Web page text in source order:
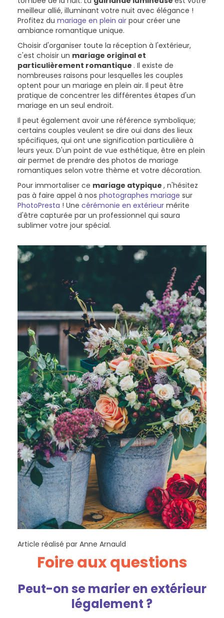
meilleur allié, illuminant votre nuit avec élégance !
Profitez du mariage en plein air pour créer une
ambiance romantique unique.
Choisir d'organiser toute la réception à l'extérieur,
c'est choisir un mariage original et
particulièrement romantique . Il existe de
nombreuses raisons pour lesquelles les couples
optent pour un mariage en plein air. Il peut être
pratique de concentrer les différentes étapes d'un
mariage en un seul endroit.
Il peut également avoir une référence symbolique;
certains couples veulent se dire oui dans des lieux
spécifiques, qui ont une signification particulière à
leurs yeux. D'un point de vue esthétique, être en plein
air permet de prendre des photos de mariage
romantiques selon votre thème et votre décoration.
Pour immortaliser ce mariage atypique , n'hésitez
pas à faire appel à nos photographes mariage sur
PhotoPresta ! Une cérémonie en extérieur mérite
d'être capturée par un professionnel qui saura
sublimer votre jour spécial.
Article réalisé par Anne Arnauld
Foire aux questions
Peut-on se marier en extérieur
légalement ?